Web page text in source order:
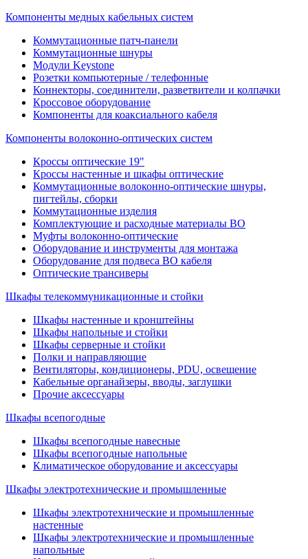
Компоненты медных кабельных систем
Коммутационные патч-панели
Коммутационные шнуры
Модули Keystone
Розетки компьютерные / телефонные
Коннекторы, соединители, разветвители и колпачки
Кроссовое оборудование
Компоненты для коаксиального кабеля
Компоненты волоконно-оптических систем
Кроссы оптические 19"
Кроссы настенные и шкафы оптические
Коммутационные волоконно-оптические шнуры,
пигтейлы, сборки
Коммутационные изделия
Комплектующие и расходные материалы ВО
Муфты волоконно-оптические
Оборудование и инструменты для монтажа
Оборудование для подвеса ВО кабеля
Оптические трансиверы
Шкафы телекоммуникационные и стойки
Шкафы настенные и кронштейны
Шкафы напольные и стойки
Шкафы серверные и стойки
Полки и направляющие
Вентиляторы, кондиционеры, PDU, освещение
Кабельные органайзеры, вводы, заглушки
Прочие аксеcсуары
Шкафы всепогодные
Шкафы всепогодные навесные
Шкафы всепогодные напольные
Климатическое оборудование и аксессуары
Шкафы электротехнические и промышленные
Шкафы электротехнические и промышленные
настенные
Шкафы электротехнические и промышленные
напольные